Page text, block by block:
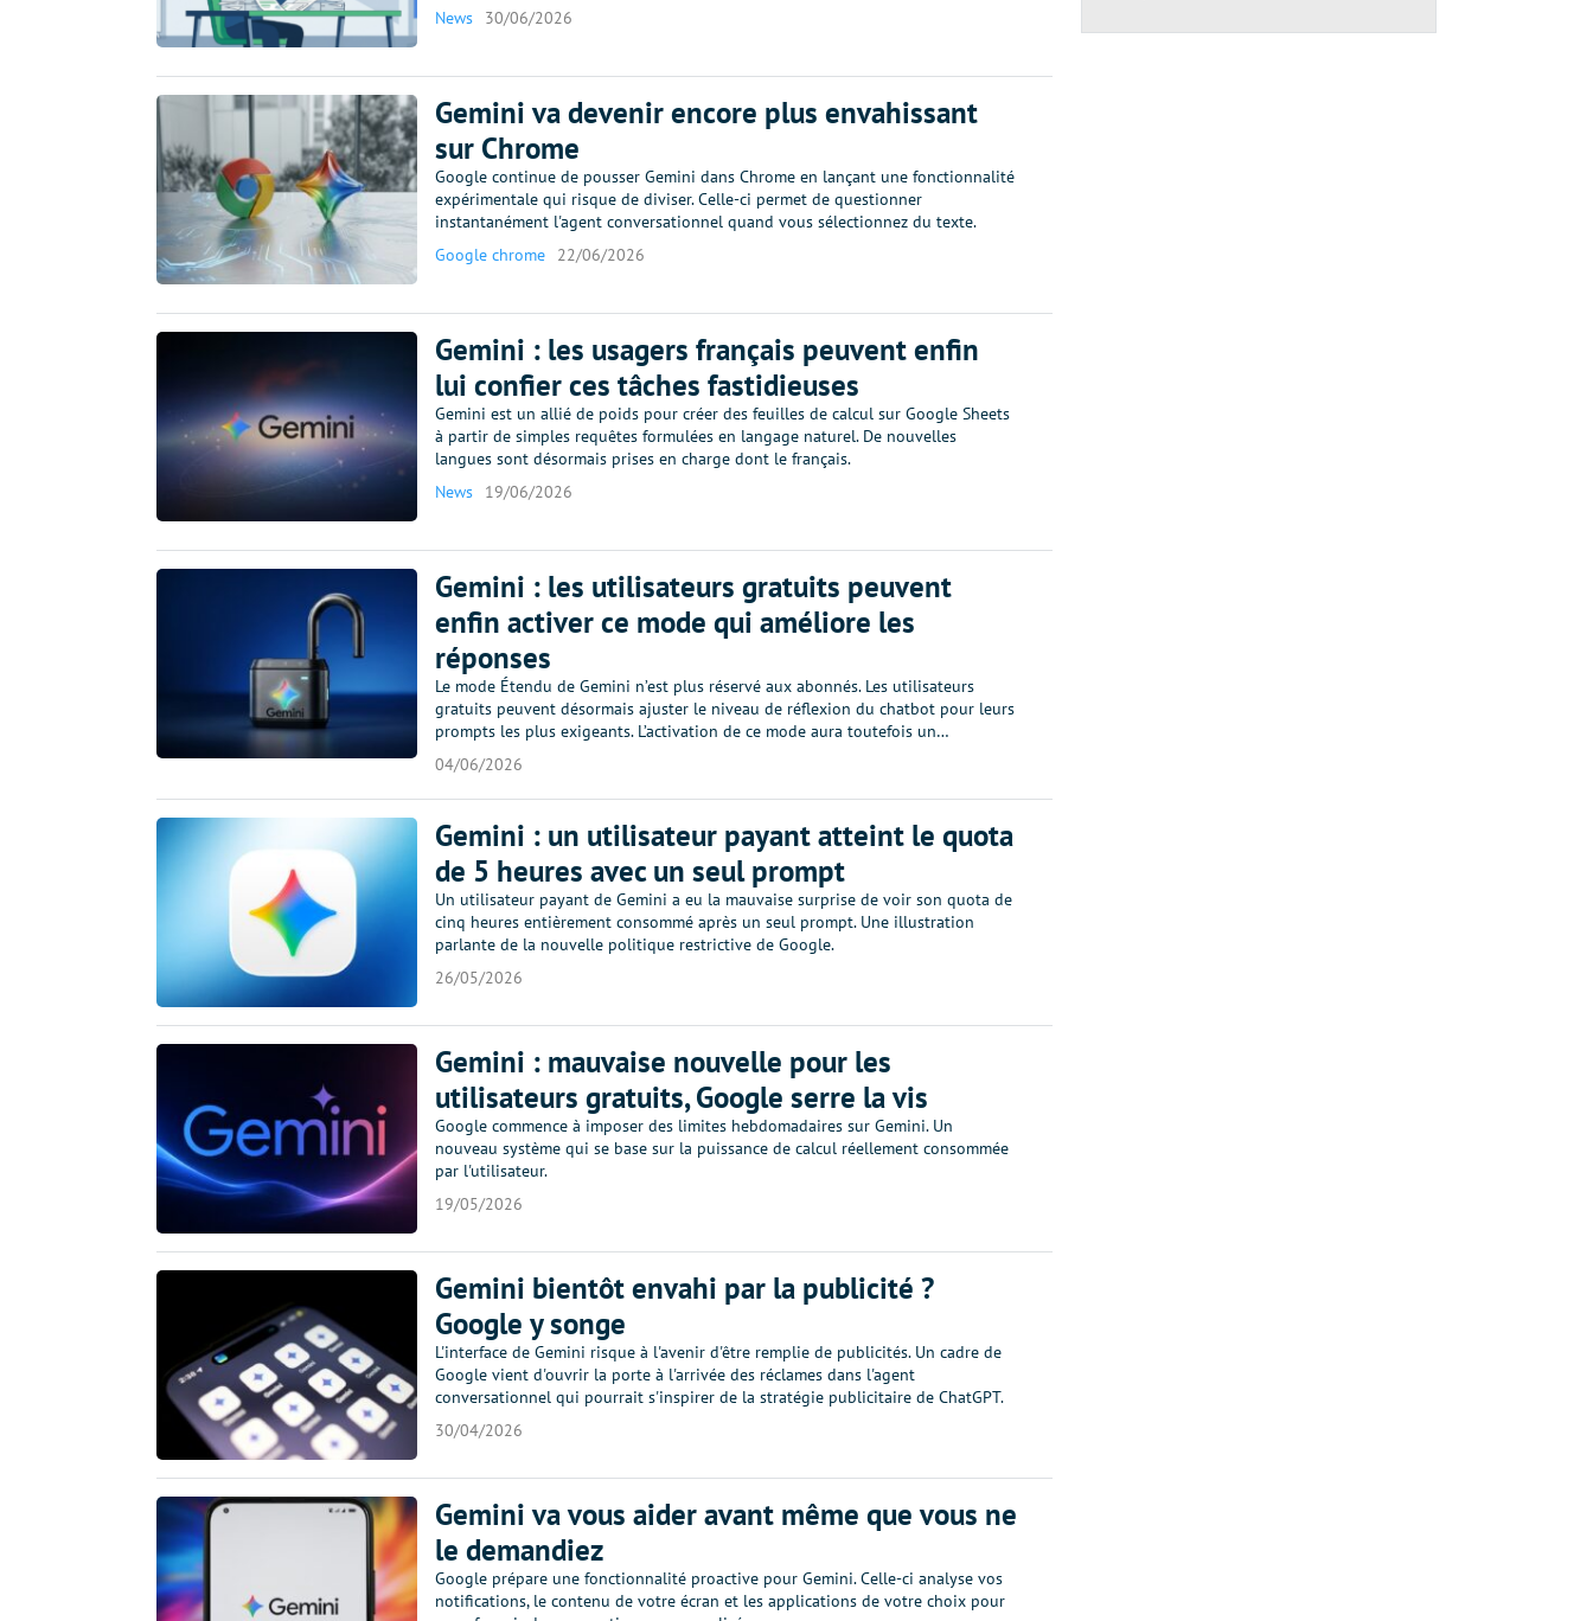
News
30/06/2026
Gemini va devenir encore plus envahissant
sur Chrome
Google continue de pousser Gemini dans Chrome en lançant une fonctionnalité
expérimentale qui risque de diviser. Celle-ci permet de questionner
instantanément l'agent conversationnel quand vous sélectionnez du texte.
Google chrome
22/06/2026
Gemini : les usagers français peuvent enfin
lui confier ces tâches fastidieuses
Gemini est un allié de poids pour créer des feuilles de calcul sur Google Sheets
à partir de simples requêtes formulées en langage naturel. De nouvelles
langues sont désormais prises en charge dont le français.
News
19/06/2026
Gemini : les utilisateurs gratuits peuvent
enfin activer ce mode qui améliore les
réponses
Le mode Étendu de Gemini n’est plus réservé aux abonnés. Les utilisateurs
gratuits peuvent désormais ajuster le niveau de réflexion du chatbot pour leurs
prompts les plus exigeants. L’activation de ce mode aura toutefois un…
04/06/2026
Gemini : un utilisateur payant atteint le quota
de 5 heures avec un seul prompt
Un utilisateur payant de Gemini a eu la mauvaise surprise de voir son quota de
cinq heures entièrement consommé après un seul prompt. Une illustration
parlante de la nouvelle politique restrictive de Google.
26/05/2026
Gemini : mauvaise nouvelle pour les
utilisateurs gratuits, Google serre la vis
Google commence à imposer des limites hebdomadaires sur Gemini. Un
nouveau système qui se base sur la puissance de calcul réellement consommée
par l'utilisateur.
19/05/2026
Gemini bientôt envahi par la publicité ?
Google y songe
L'interface de Gemini risque à l'avenir d'être remplie de publicités. Un cadre de
Google vient d'ouvrir la porte à l'arrivée des réclames dans l'agent
conversationnel qui pourrait s'inspirer de la stratégie publicitaire de ChatGPT.
30/04/2026
Gemini va vous aider avant même que vous ne
le demandiez
Google prépare une fonctionnalité proactive pour Gemini. Celle-ci analyse vos
notifications, le contenu de votre écran et les applications de votre choix pour